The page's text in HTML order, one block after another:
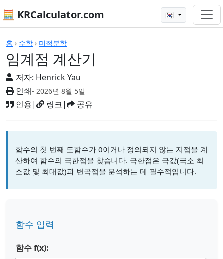
🧮 KRCalculator.com 🇰🇷
홈 › 수학 › 미적분학
임계점 계산기
저자: Henrick Yau
인쇄- 2026년 8월 5일
인용| 링크| 공유
계산기
함수의 첫 번째 도함수가 0이거나 정의되지 않는 지점을 계
산하여 함수의 극한점을 찾습니다. 극한점은 극값(국소 최
소값 및 최대값)과 변곡점을 분석하는 데 필수적입니다.
함수 입력
함수 f(x):